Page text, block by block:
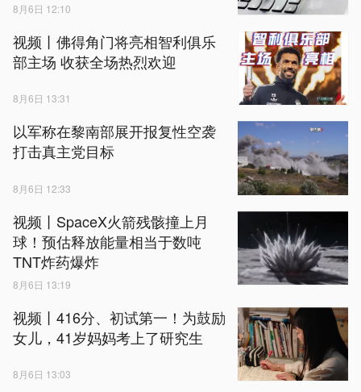
8月6日 12:10
视频丨佛得角门将亮相智利俱乐
部主场 收获全场热烈欢迎
8月6日 13:31
以军称在黎南部展开报复性空袭
打击真主党目标
8月6日 12:33
视频丨SpaceX火箭残骸撞上月
球！预估释放能量相当于数吨
TNT炸药爆炸
8月6日 13:19
视频丨416分、初试第一！为鼓励
女儿，41岁妈妈考上了研究生
8月6日 13:03